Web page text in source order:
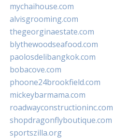
mychaihouse.com
alvisgrooming.com
thegeorginaestate.com
blythewoodseafood.com
paolosdelibangkok.com
bobacove.com
phoone24brookfield.com
mickeybarmama.com
roadwayconstructioninc.com
shopdragonflyboutique.com
sportszilla.org